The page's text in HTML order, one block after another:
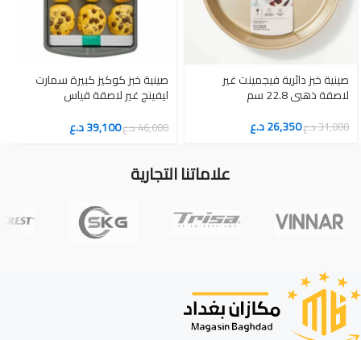
صينية خبز دائرية فيجمينت غير
لاصقة ذهبي 22.8 سم
31,000د.ع26,350د.ع
صينية خبز كوكيز كبيرة سمارت
ليفينج غير لاصقة قياس
46,000د.ع39,100د.ع
علاماتنا التجارية